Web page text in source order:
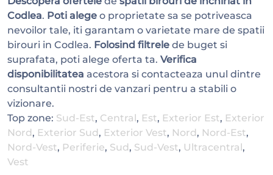
Codlea. Poti alege o proprietate sa se potriveasca
nevoilor tale, iti garantam o varietate mare de spatii
birouri in Codlea. Folosind filtrele de buget si
suprafata, poti alege oferta ta. Verifica
disponibilitatea acestora si contacteaza unul dintre
consultantii nostri de vanzari pentru a stabili o
vizionare.
Top zone: Sud-Est, Central , Est, Exterior Est, Exterior
Nord , Exterior Sud , Exterior Vest, Nord , Nord-Est,
Nord-Vest, Periferie, Sud , Sud-Vest, Ultracentral ,
Vest